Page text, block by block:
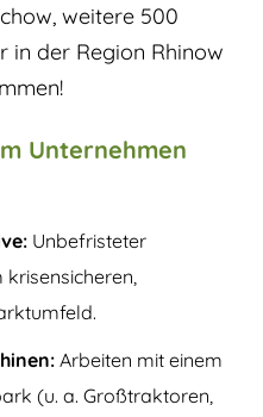
weitere 500
in der Region Rhinow
Unternehmen
Unbefristeter
Arbeiten mit einem
(u. a. Großtraktoren,